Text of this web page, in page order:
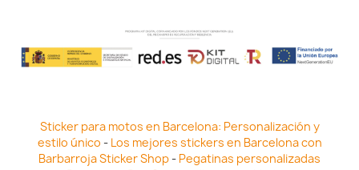
Sticker para motos en Barcelona: Personalización y
estilo único - Los mejores stickers en Barcelona con
Barbarroja Sticker Shop- Pegatinas personalizadas